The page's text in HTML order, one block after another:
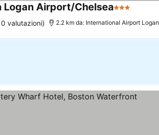
Logan Airport/Chelsea3 Stelle
valutazioni) 2.2 km da: International Airport Logan